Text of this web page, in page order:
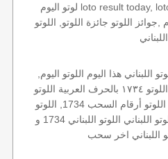
لوتو اليوم loto result today, loto results today اللوتو هذا
,جوائز اللوتو جائزة اللوتو, اللوتو
اللبناني هذا اليوم اللوتو اليوم,
اللوتو 1734 عو رقم سحب اللوتو ١٧٣٤ بالحرف العربية اللوتو
1718, اللوتو 2019-07-11, اللوتو أرقام السحب 1734, اللوتو
الخميس, 1734 الخميس اللوتو اللبناني اللوتو اللبناني 1734 و